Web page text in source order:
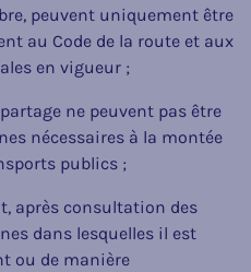
peuvent uniquement être
au Code de la route et aux
en vigueur ;
ne peuvent pas être
nécessaires à la montée
publics ;
après consultation des
dans lesquelles il est
ou de manière